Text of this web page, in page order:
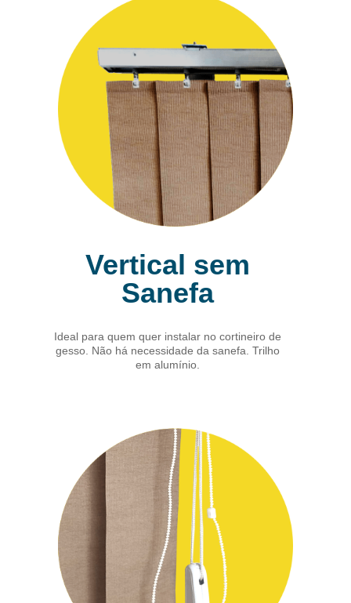
Vertical sem
Sanefa
Ideal para quem quer instalar no cortineiro de
gesso. Não há necessidade da sanefa. Trilho
em alumínio.